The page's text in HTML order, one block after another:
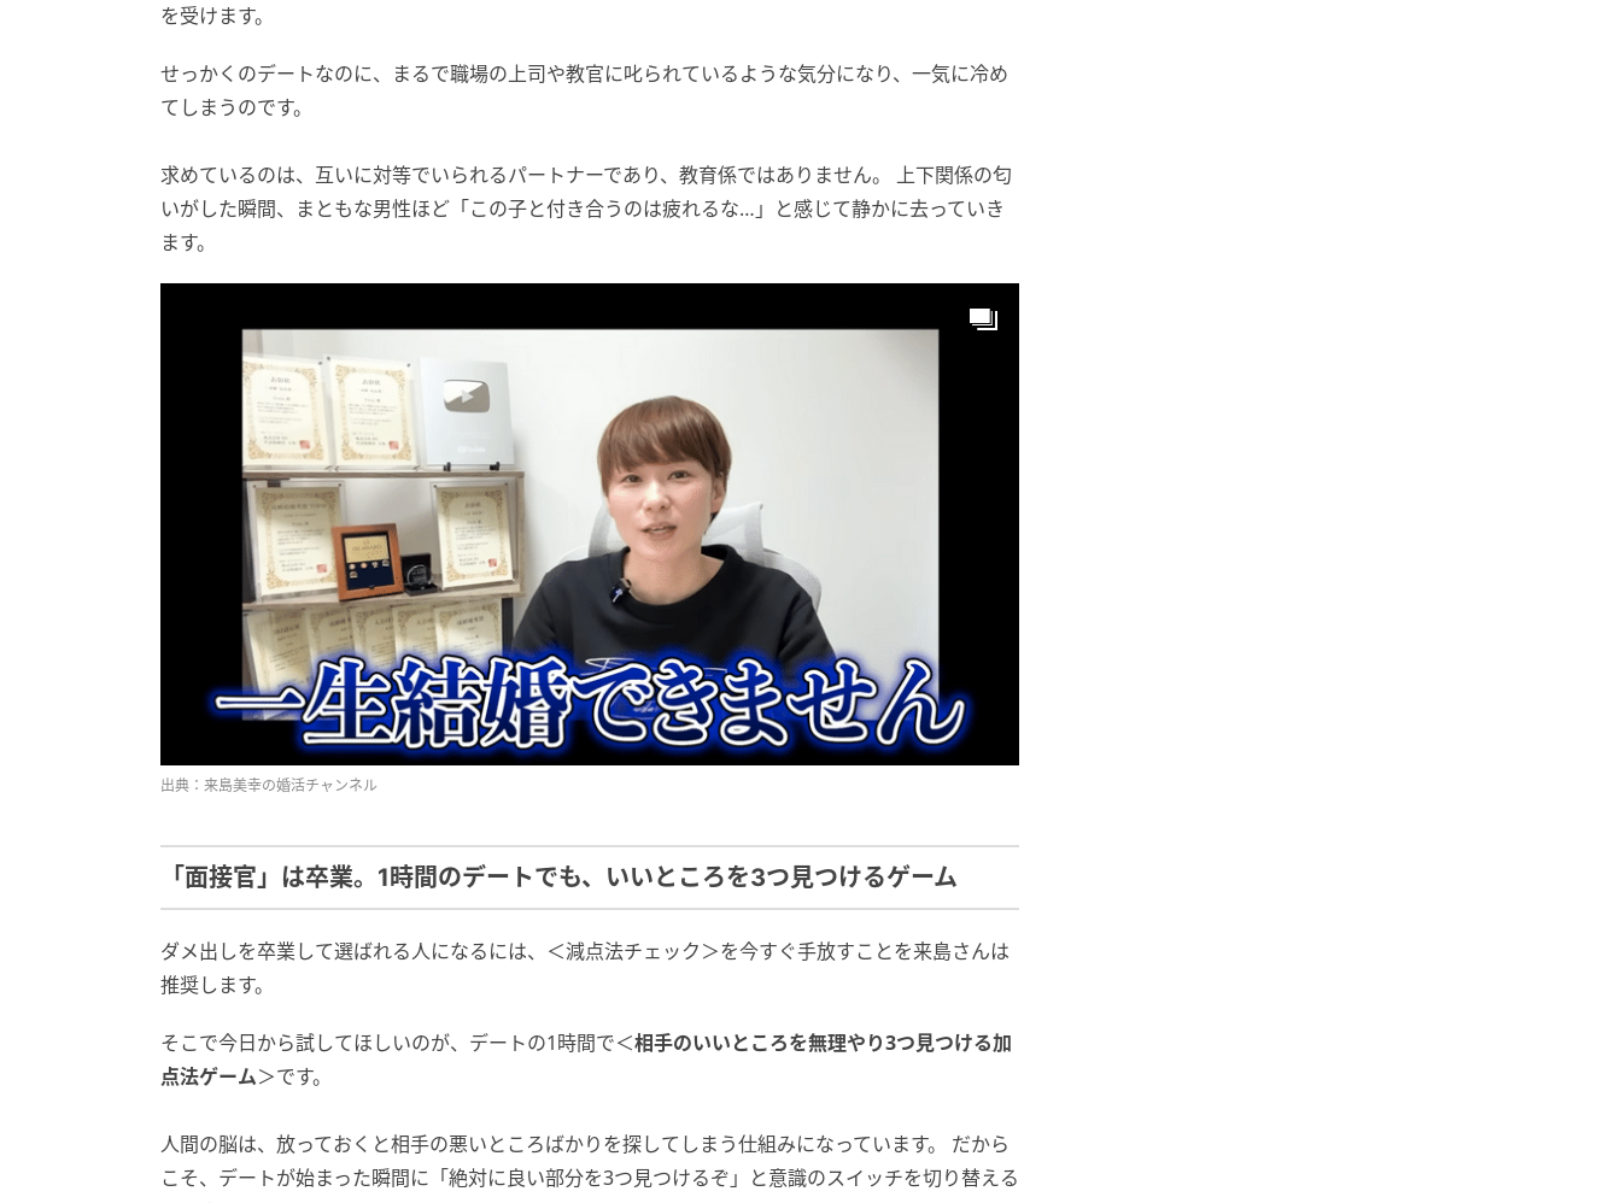
を受けます。
せっかくのデートなのに、まるで職場の上司や教官に叱られているような気分になり、一気に冷め
てしまうのです。
求めているのは、互いに対等でいられるパートナーであり、教育係ではありません。 上下関係の匂
いがした瞬間、まともな男性ほど「この子と付き合うのは疲れるな…」と感じて静かに去っていき
ます。
出典：来島美幸の婚活チャンネル
「面接官」は卒業。1時間のデートでも、いいところを3つ見つけるゲーム
ダメ出しを卒業して選ばれる人になるには、＜減点法チェック＞を今すぐ手放すことを来島さんは
推奨します。
そこで今日から試してほしいのが、デートの1時間で＜相手のいいところを無理やり3つ見つける加
点法ゲーム＞です。
人間の脳は、放っておくと相手の悪いところばかりを探してしまう仕組みになっています。 だから
こそ、デートが始まった瞬間に「絶対に良い部分を3つ見つけるぞ」と意識のスイッチを切り替える